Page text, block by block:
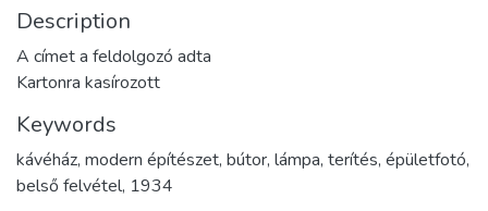
Description
A címet a feldolgozó adta
Kartonra kasírozott
Keywords
kávéház, modern építészet, bútor, lámpa, terítés, épületfotó,
belső felvétel, 1934